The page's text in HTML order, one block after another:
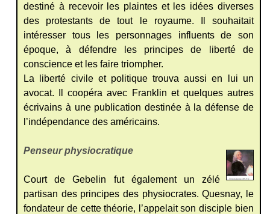
destiné à recevoir les plaintes et les idées diverses
des protestants de tout le royaume. Il souhaitait
intéresser tous les personnages influents de son
époque, à défendre les principes de liberté de
conscience et les faire triompher.
La liberté civile et politique trouva aussi en lui un
avocat. Il coopéra avec Franklin et quelques autres
écrivains à une publication destinée à la défense de
l’indépendance des américains.
Penseur physiocratique
Court de Gebelin fut également un zélé
partisan des principes des physiocrates. Quesnay, le
fondateur de cette théorie, l’appelait son disciple bien